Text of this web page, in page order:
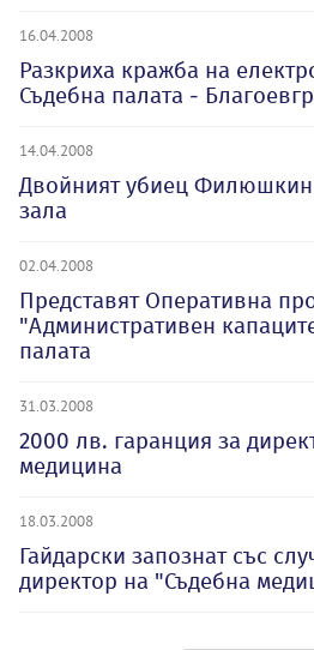
16.04.2008
Разкриха кражба на
Съдебна палата -
14.04.2008
Двойният убиец Филюшкин
зала
02.04.2008
Представят Оперативна
"Административен
палата
31.03.2008
2000 лв. гаранция за
медицина
18.03.2008
Гайдарски запознат със
директор на "Съдебна